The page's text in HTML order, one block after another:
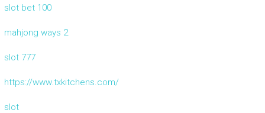
slot bet 100
mahjong ways 2
slot 777
https://www.txkitchens.com/
slot